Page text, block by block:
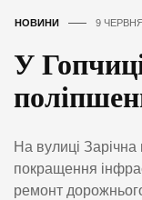
НОВИНИ 9
У
На вулиці
покращення
ремонт